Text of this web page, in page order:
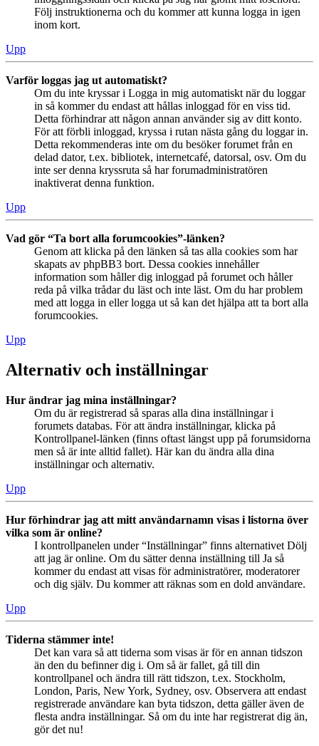
Följ instruktionerna och du kommer att kunna logga in igen
inom kort.
Upp
Varför loggas jag ut automatiskt?
Om du inte kryssar i Logga in mig automatiskt när du loggar
in så kommer du endast att hållas inloggad för en viss tid.
Detta förhindrar att någon annan använder sig av ditt konto.
För att förbli inloggad, kryssa i rutan nästa gång du loggar in.
Detta rekommenderas inte om du besöker forumet från en
delad dator, t.ex. bibliotek, internetcafé, datorsal, osv. Om du
inte ser denna kryssruta så har forumadministratören
inaktiverat denna funktion.
Upp
Vad gör “Ta bort alla forumcookies”-länken?
Genom att klicka på den länken så tas alla cookies som har
skapats av phpBB3 bort. Dessa cookies innehåller
information som håller dig inloggad på forumet och håller
reda på vilka trådar du läst och inte läst. Om du har problem
med att logga in eller logga ut så kan det hjälpa att ta bort alla
forumcookies.
Upp
Alternativ och inställningar
Hur ändrar jag mina inställningar?
Om du är registrerad så sparas alla dina inställningar i
forumets databas. För att ändra inställningar, klicka på
Kontrollpanel-länken (finns oftast längst upp på forumsidorna
men så är inte alltid fallet). Här kan du ändra alla dina
inställningar och alternativ.
Upp
Hur förhindrar jag att mitt användarnamn visas i listorna över
vilka som är online?
I kontrollpanelen under “Inställningar” finns alternativet Dölj
att jag är online. Om du sätter denna inställning till Ja så
kommer du endast att visas för administratörer, moderatorer
och dig själv. Du kommer att räknas som en dold användare.
Upp
Tiderna stämmer inte!
Det kan vara så att tiderna som visas är för en annan tidszon
än den du befinner dig i. Om så är fallet, gå till din
kontrollpanel och ändra till rätt tidszon, t.ex. Stockholm,
London, Paris, New York, Sydney, osv. Observera att endast
registrerade användare kan byta tidszon, detta gäller även de
flesta andra inställningar. Så om du inte har registrerat dig än,
gör det nu!